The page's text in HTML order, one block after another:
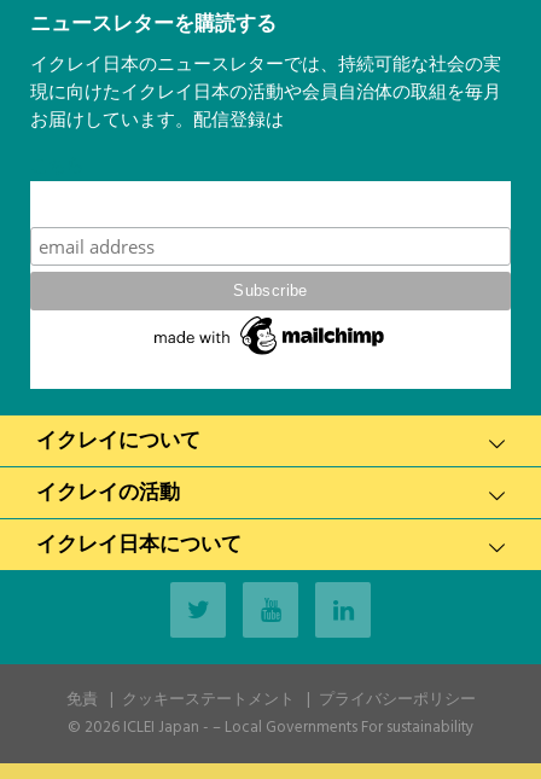
ニュースレターを購読する
イクレイ日本のニュースレターでは、持続可能な社会の実
現に向けたイクレイ日本の活動や会員自治体の取組を毎月
お届けしています。配信登録は
イクレイについて
イクレイの活動
イクレイ日本について
免責 クッキーステートメント
プライバシーポリシー
© 2026ICLEI Japan - – Local Governments For sustainability